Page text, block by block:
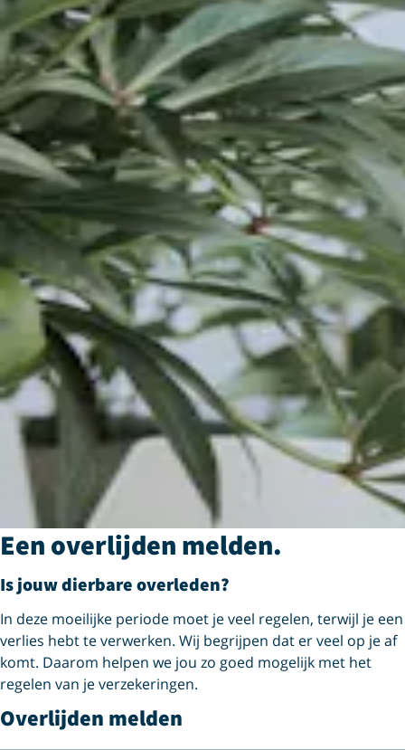
Een overlijden melden.
Is jouw dierbare overleden?
In deze moeilijke periode moet je veel regelen, terwijl je een
verlies hebt te verwerken. Wij begrijpen dat er veel op je af
komt. Daarom helpen we jou zo goed mogelijk met het
regelen van je verzekeringen.
Overlijden melden